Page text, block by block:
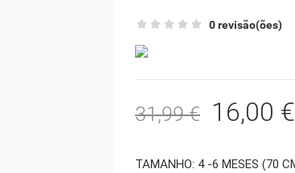
0 revisão(ões)
31,99 € 16,00 €
TAMANHO: 4 -6 MESES (70